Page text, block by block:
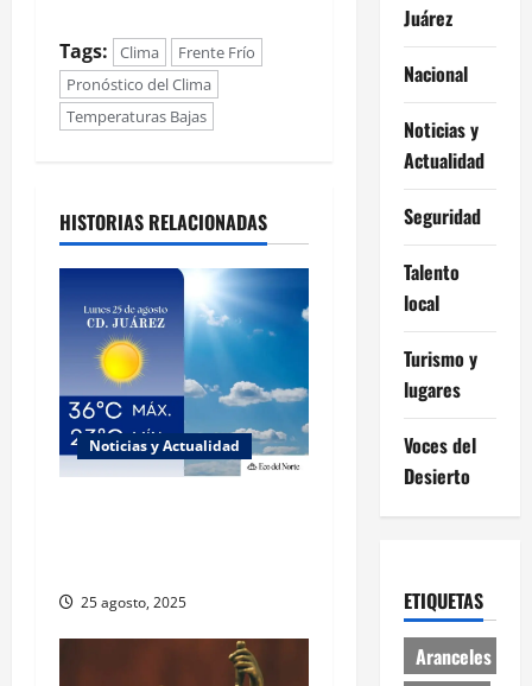
Tags: Clima
Frente Frío
Pronóstico del Clima
Temperaturas Bajas
HISTORIAS RELACIONADAS
Noticias y Actualidad
25 agosto, 2025
Juárez
Nacional
Noticias y
Actualidad
Seguridad
Talento
local
Turismo y
lugares
Voces del
Desierto
ETIQUETAS
Aranceles